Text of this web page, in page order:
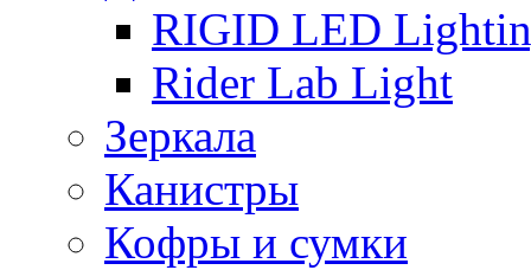
RIGID LED
Rider Lab Light
Зеркала
Канистры
Кофры и сумки